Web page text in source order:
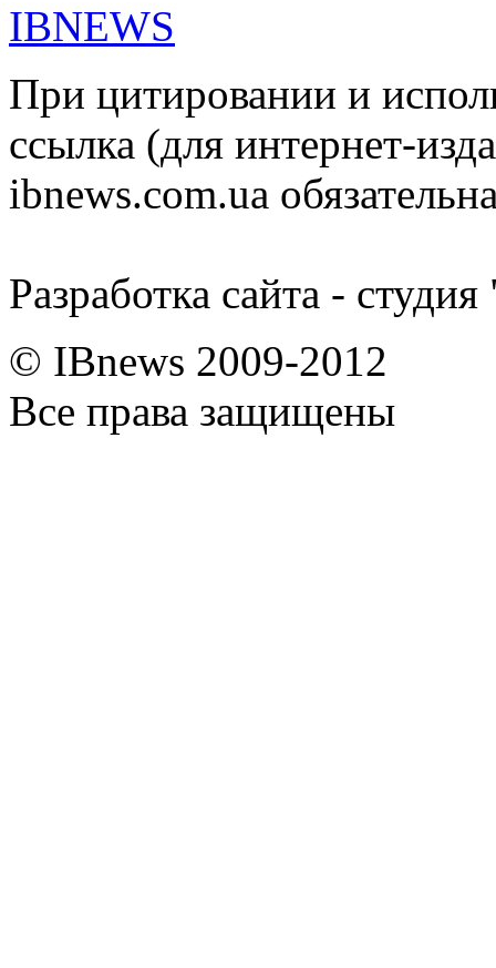
IBNEWS
При цитировании и
ссылка (для интернет-
ibnews.com.ua
Разработка сайта -
© IBnews 2009-2012
Все права защищены